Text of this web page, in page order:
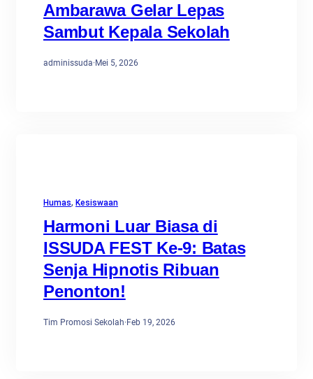
Ambarawa Gelar Lepas
Sambut Kepala Sekolah
adminissuda· Mei 5, 2026
Humas, Kesiswaan
Harmoni Luar Biasa di
ISSUDA FEST Ke-9: Batas
Senja Hipnotis Ribuan
Penonton!
Tim Promosi Sekolah· Feb 19, 2026